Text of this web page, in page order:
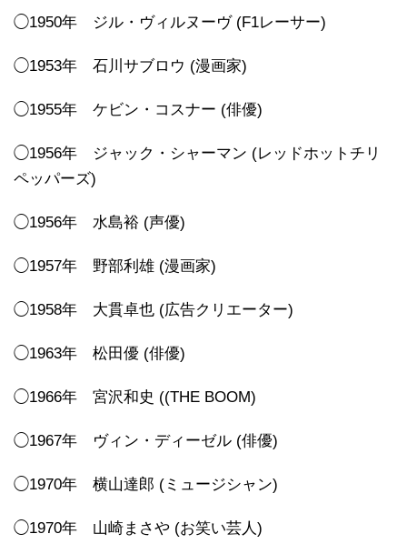
◯1950年 ジル・ヴィルヌーヴ (F1レーサー)
◯1953年 石川サブロウ (漫画家)
◯1955年 ケビン・コスナー (俳優)
◯1956年 ジャック・シャーマン (レッドホットチリ
ペッパーズ)
◯1956年 水島裕 (声優)
◯1957年 野部利雄 (漫画家)
◯1958年 大貫卓也 (広告クリエーター)
◯1963年 松田優 (俳優)
◯1966年 宮沢和史 ((THE BOOM)
◯1967年 ヴィン・ディーゼル (俳優)
◯1970年 横山達郎 (ミュージシャン)
◯1970年 山崎まさや (お笑い芸人)